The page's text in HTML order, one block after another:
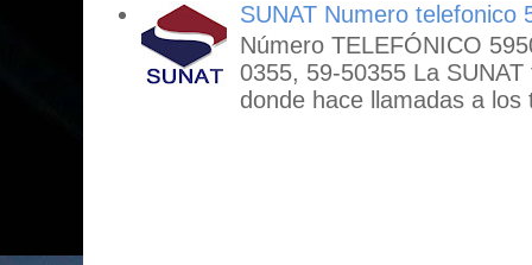
SUNAT Numero telefonico
Número TELEFÓNICO
0355, 59-50355 La
donde hace llamadas a los